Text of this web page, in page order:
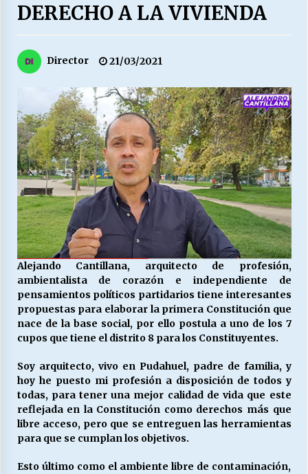
27/07/2026
LABORAL:
Escuela hospitalaria El Carmen de Maipu.
25/06/2026
¿Qué habrían dicho?
23/06/2026
VOLVER A SER ALTERNATIVA
16/06/2026
MUNICIPALIDADES, HONORARIOS, DESPIDOS
28/05/2026
Releyendo la Rerum Novarum a 135 años. “La
cuestión social hoy”.
16/05/2026
S.O.S. a los ricos, Save Our Souls (Salvar
Nuestras Almas)
DERECHO A LA VIVIENDA
Director 21/03/2021
Alejando Cantillana, arquitecto de profesión,
ambientalista de corazón e independiente de
pensamientos políticos partidarios tiene interesantes
propuestas para elaborar la primera Constitución que
nace de la base social, por ello postula a uno de los 7
cupos que tiene el distrito 8 para los Constituyentes.
Soy arquitecto, vivo en Pudahuel, padre de familia, y
hoy he puesto mi profesión a disposición de todos y
todas, para tener una mejor calidad de vida que este
reflejada en la Constitución como derechos más que
libre acceso, pero que se entreguen las herramientas
para que se cumplan los objetivos.
Esto último como el ambiente libre de contaminación,